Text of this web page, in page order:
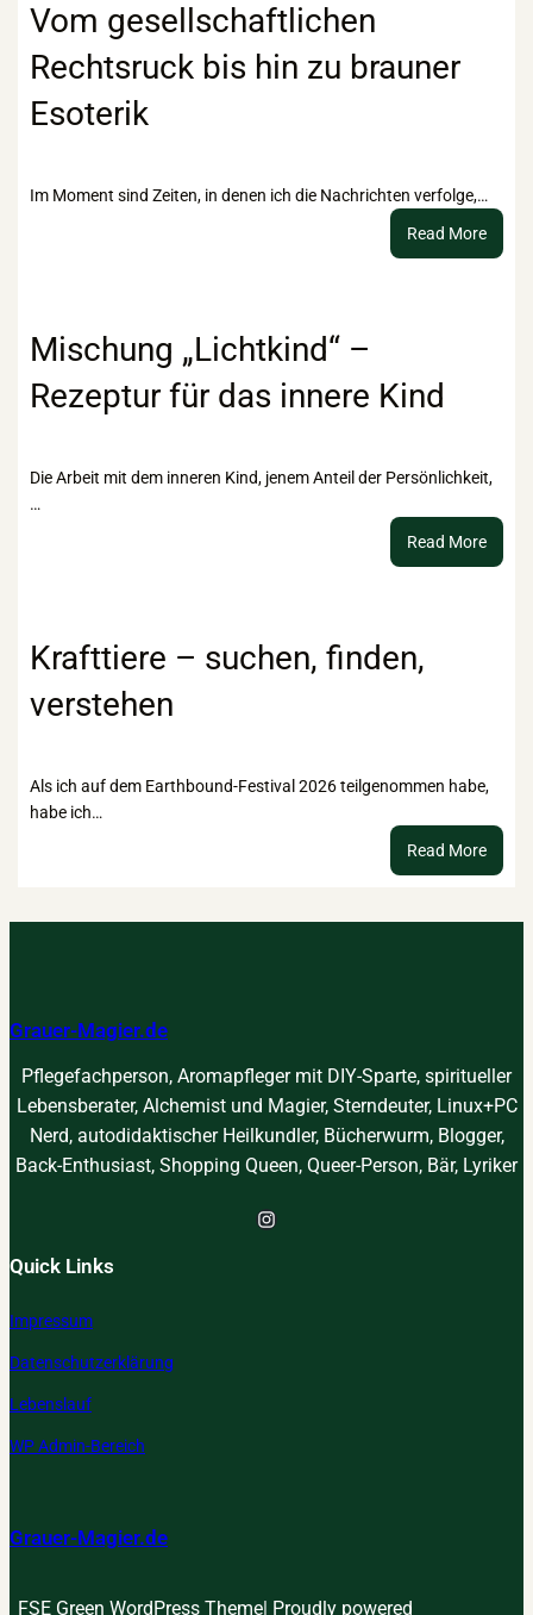
Vom gesellschaftlichen
Rechtsruck bis hin zu brauner
Esoterik
Im Moment sind Zeiten, in denen ich die Nachrichten verfolge,…
Read More:
Vom
Mischung „Lichtkind“ –
Rezeptur für das innere Kind
Die Arbeit mit dem inneren Kind, jenem Anteil der Persönlichkeit,
…
Read More:
Krafttiere – suchen, finden,
verstehen
Als ich auf dem Earthbound-Festival 2026 teilgenommen habe,
habe ich…
Read More:
Grauer-Magier.de
Pflegefachperson, Aromapfleger mit DIY-Sparte, spiritueller
Lebensberater, Alchemist und Magier, Sterndeuter, Linux+PC
Nerd, autodidaktischer Heilkundler, Bücherwurm, Blogger,
Back-Enthusiast, Shopping Queen, Queer-Person, Bär, Lyriker
Instagram
Quick Links
Impressum
Datenschutzerklärung
Lebenslauf
WP Admin-Bereich
Grauer-Magier.de
FSE Green WordPress Theme| Proudly powered